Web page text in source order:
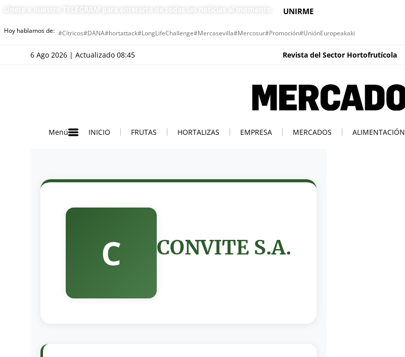
Únete a nuestro TELEGRAM para enterarte de todas las noticias al momento UNIRME
Hoy hablamos de: #Cítricos#DANA#hortattack#LongLifeChallenge#Mercasevilla#Mercosur#Promoción#UniónEuropeakaki
6 Ago 2026 | Actualizado 08:45 Revista del Sector Hortofrutícola
Menú INICIO FRUTAS HORTALIZAS EMPRESA MERCADOS ALIMENTACIÓN
C CONVITE S.A.